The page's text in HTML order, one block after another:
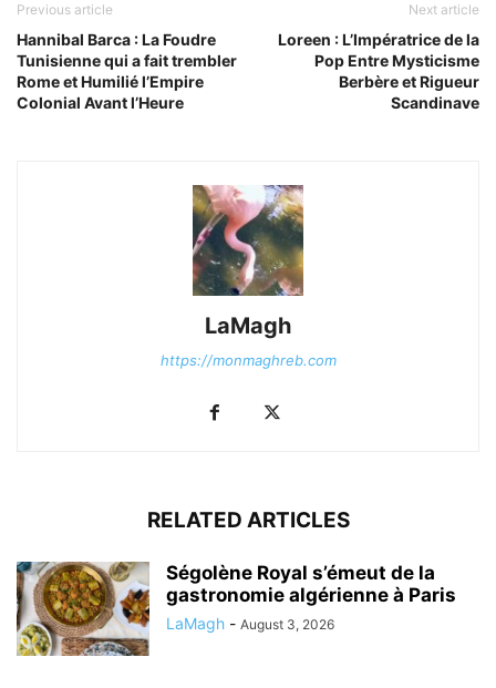
Previous article
Hannibal Barca : La Foudre
Tunisienne qui a fait trembler
Rome et Humilié l’Empire
Colonial Avant l’Heure
Next article
Loreen : L’Impératrice de la
Pop Entre Mysticisme
Berbère et Rigueur
Scandinave
LaMagh
https://monmaghreb.com
RELATED ARTICLES
Ségolène Royal s’émeut de la
gastronomie algérienne à Paris
LaMagh - August 3, 2026